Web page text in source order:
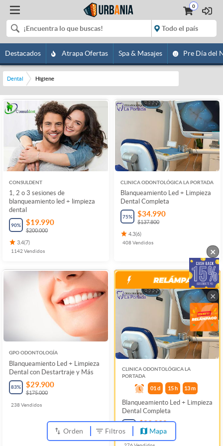
0
Destacados Atrapa Ofertas Spa & Masajes Pre Día del
Dental Higiene
CONSULDENT
1, 2 o 3 sesiones de
blanqueamiento led + limpieza
dental
90% $19.990
$200.000
3.4(7)
1142 Vendidos
CLINICA ODONTOLÓGICA LA PORTADA
Blanqueamiento Led + Limpieza
Dental Completa
75% $34.990
$137.800
4.3(6)
408Vendidos
GPO ODONTOLOGÍA
Blanqueamiento Led + Limpieza
Dental con Destartraje y Más
83% $29.900
$175.000
238Vendidos
CLINICA ODONTOLÓGICA LA
PORTADA
01 d 15 h 13m
Blanqueamiento Led + Limpieza
Dental Completa
% $29.990
$137.800
Orden Filtros Mapa
×
×